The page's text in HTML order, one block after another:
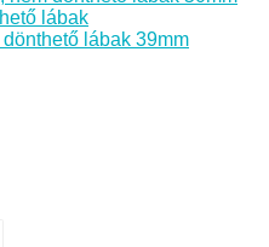
lábak
lábak 39mm